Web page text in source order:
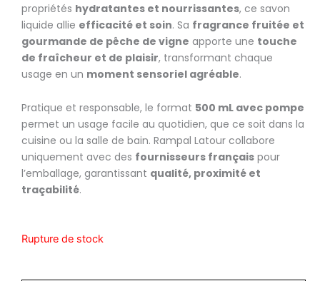
propriétés hydratantes et nourrissantes, ce savon
liquide allie efficacité et soin. Sa fragrance fruitée et
gourmande de pêche de vigne apporte une touche
de fraîcheur et de plaisir, transformant chaque
usage en un moment sensoriel agréable.
Pratique et responsable, le format 500 mL avec pompe
permet un usage facile au quotidien, que ce soit dans la
cuisine ou la salle de bain. Rampal Latour collabore
uniquement avec des fournisseurs français pour
l’emballage, garantissant qualité, proximité et
traçabilité.
Rupture de stock